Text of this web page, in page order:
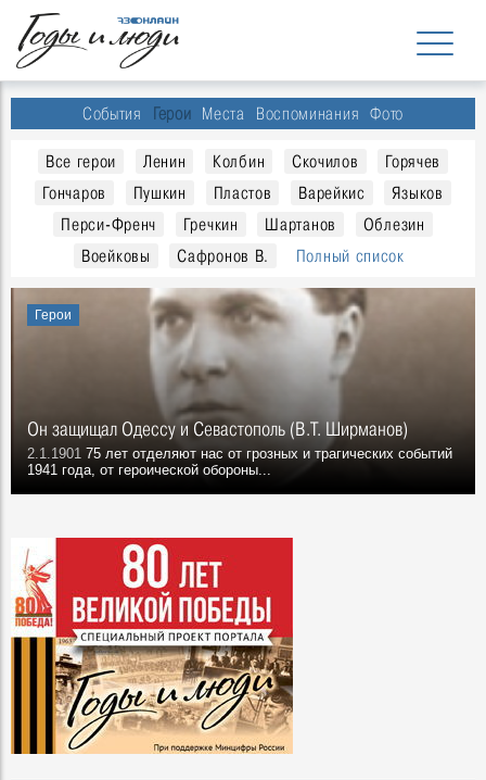
События Герои Места Воспоминания Фото
Все герои Ленин Колбин Скочилов
Горячев
Гончаров
Пушкин Пластов Варейкис
Языков
Перси-Френч
Гречкин Шартанов
Облезин
Воейковы
Сафронов В. Полный список
Герои
Он защищал Одессу и Севастополь (В.Т. Ширманов)
2.1.1901 75 лет отделяют нас от грозных и трагических событий
1941 года, от героической обороны...